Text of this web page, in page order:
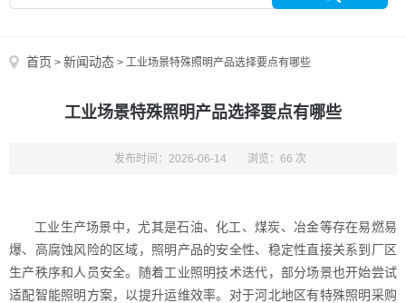
首页 > 新闻动态 > 工业场景特殊照明产品选择要点有哪些
工业场景特殊照明产品选择要点有哪些
发布时间：2026-06-14 浏览：66 次
工业生产场景中，尤其是石油、化工、煤炭、冶金等存在易燃易
爆、高腐蚀风险的区域，照明产品的安全性、稳定性直接关系到厂区
生产秩序和人员安全。随着工业照明技术迭代，部分场景也开始尝试
适配智能照明方案，以提升运维效率。对于河北地区有特殊照明采购